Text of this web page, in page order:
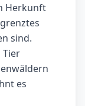
Herkunft
sind.
Tier
es